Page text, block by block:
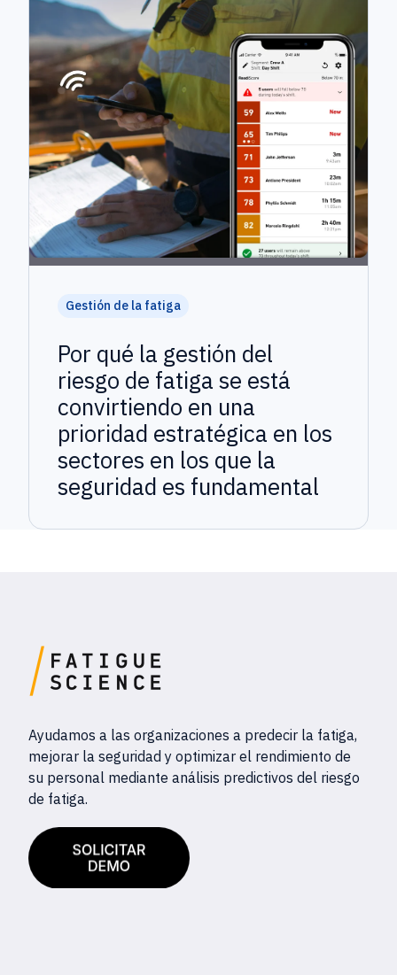
Gestión de la fatiga
Por qué la gestión del
riesgo de fatiga se está
convirtiendo en una
prioridad estratégica en los
sectores en los que la
seguridad es fundamental
Ayudamos a las organizaciones a predecir la fatiga,
mejorar la seguridad y optimizar el rendimiento de
su personal mediante análisis predictivos del riesgo
de fatiga.